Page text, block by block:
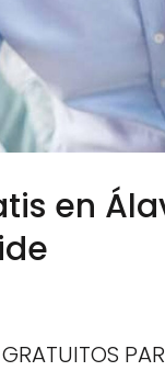
en